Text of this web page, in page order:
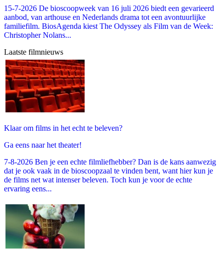
15-7-2026 De bioscoopweek van 16 juli 2026 biedt een gevarieerd
aanbod, van arthouse en Nederlands drama tot een avontuurlijke
familiefilm. BiosAgenda kiest The Odyssey als Film van de Week:
Christopher Nolans...
Laatste filmnieuws
Klaar om films in het echt te beleven?
Ga eens naar het theater!
7-8-2026 Ben je een echte filmliefhebber? Dan is de kans aanwezig
dat je ook vaak in de bioscoopzaal te vinden bent, want hier kun je
de films net wat intenser beleven. Toch kun je voor de echte
ervaring eens...